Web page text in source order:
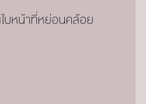
ใบหน้าที่หย่อนคล้อย